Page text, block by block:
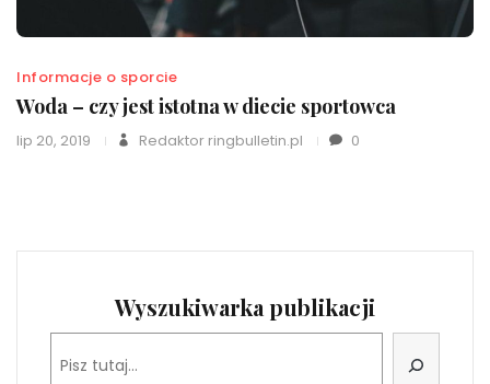
Informacje o sporcie
Woda – czy jest istotna w diecie sportowca
lip 20, 2019 Redaktor ringbulletin.pl 0
Wyszukiwarka publikacji